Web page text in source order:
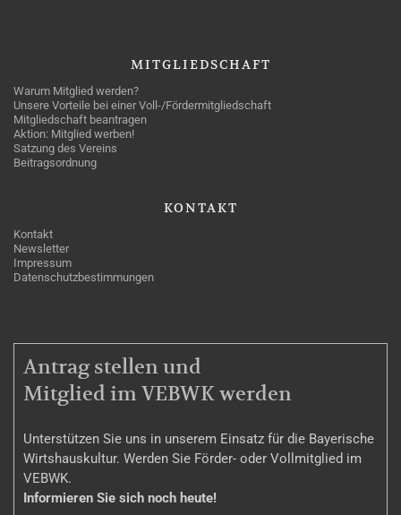
MITGLIEDSCHAFT
Warum Mitglied werden?
Unsere Vorteile bei einer Voll-/Fördermitgliedschaft
Mitgliedschaft beantragen
Aktion: Mitglied werben!
Satzung des Vereins
Beitragsordnung
KONTAKT
Kontakt
Newsletter
Impressum
Datenschutzbestimmungen
MITGLIEDSCHAFT
Antrag stellen und
Mitglied im VEBWK werden
Unterstützen Sie uns in unserem Einsatz für die Bayerische
Wirtshauskultur. Werden Sie Förder- oder Vollmitglied im
VEBWK.
Informieren Sie sich noch heute!